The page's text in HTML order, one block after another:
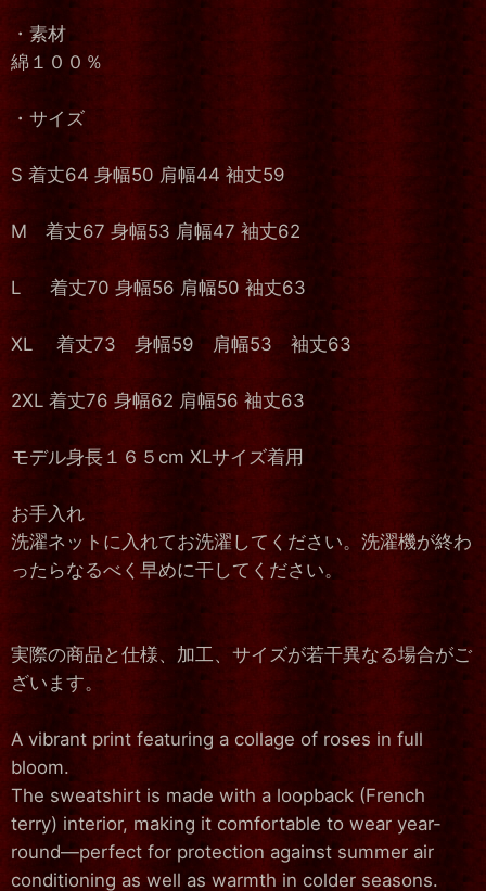
・素材
綿１００％
・サイズ
S 着丈64 身幅50 肩幅44 袖丈59
M 着丈67 身幅53 肩幅47 袖丈62
L 着丈70 身幅56 肩幅50 袖丈63
XL 着丈73 身幅59 肩幅53 袖丈63
2XL 着丈76 身幅62 肩幅56 袖丈63
モデル身長１６５cm XLサイズ着用
お手入れ
洗濯ネットに入れてお洗濯してください。洗濯機が終わ
ったらなるべく早めに干してください。
実際の商品と仕様、加工、サイズが若干異なる場合がご
ざいます。
A vibrant print featuring a collage of roses in full
bloom.
The sweatshirt is made with a loopback (French
terry) interior, making it comfortable to wear year-
round—perfect for protection against summer air
conditioning as well as warmth in colder seasons.